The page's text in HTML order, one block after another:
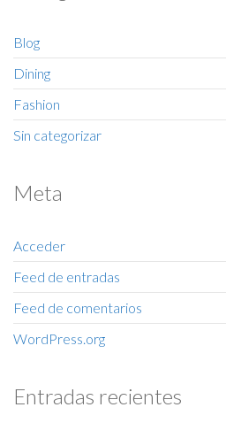
Blog
Dining
Fashion
Sin categorizar
Meta
Acceder
Feed de entradas
Feed de comentarios
WordPress.org
Entradas recientes